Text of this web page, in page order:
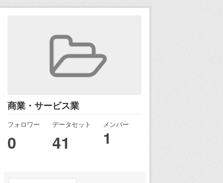
商業・サービス業
フォロワー
0
データセット
41
メンバー
1